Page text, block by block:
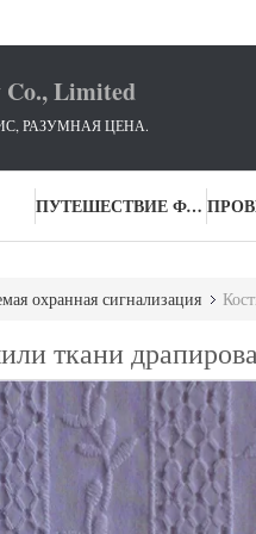
Co., Limited
РАЗУМНАЯ ЦЕНА.
ПУТЕШЕСТВИЕ ФАБРИКИ
охранная сигнализация
ткани